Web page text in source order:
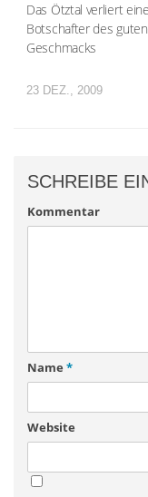
Das Ötztal verliert
Botschafter des guten
Geschmacks
23 DEZ., 2009
SCHREIBE
Kommentar
Name *
Website